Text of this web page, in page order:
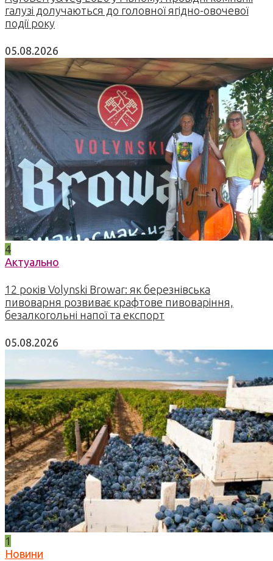
галузі долучаються до головної ягідно-овочевої
події року
05.08.2026
4
Актуально
12 років Volynski Browar: як березнівська
пивоварня розвиває крафтове пивоваріння,
безалкогольні напої та експорт
05.08.2026
1
Новини